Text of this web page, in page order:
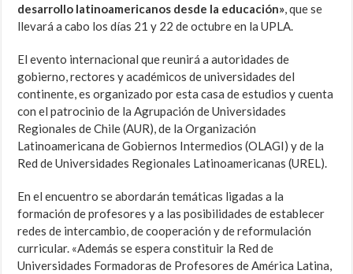
desarrollo latinoamericanos desde la educación», que se
llevará a cabo los días 21 y 22 de octubre en la UPLA.
El evento internacional que reunirá a autoridades de
gobierno, rectores y académicos de universidades del
continente, es organizado por esta casa de estudios y cuenta
con el patrocinio de la Agrupación de Universidades
Regionales de Chile (AUR), de la Organización
Latinoamericana de Gobiernos Intermedios (OLAGI) y de la
Red de Universidades Regionales Latinoamericanas (UREL).
En el encuentro se abordarán temáticas ligadas a la
formación de profesores y a las posibilidades de establecer
redes de intercambio, de cooperación y de reformulación
curricular. «Además se espera constituir la Red de
Universidades Formadoras de Profesores de América Latina,